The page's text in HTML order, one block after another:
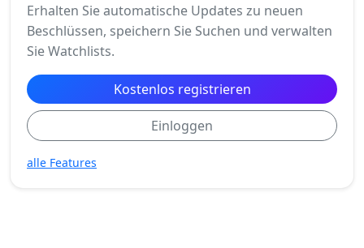
Erhalten Sie automatische Updates zu neuen
Beschlüssen, speichern Sie Suchen und verwalten
Sie Watchlists.
Kostenlos registrieren
Einloggen
alle Features